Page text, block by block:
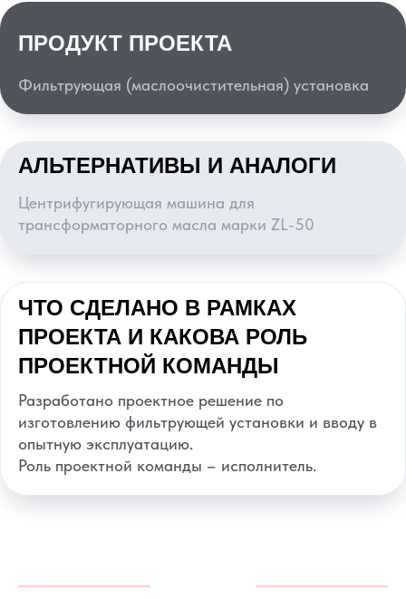
ПРОДУКТ ПРОЕКТА
Фильтрующая (маслоочистительная) установка
АЛЬТЕРНАТИВЫ И АНАЛОГИ
Центрифугирующая машина для
трансформаторного масла марки ZL-50
ЧТО СДЕЛАНО В РАМКАХ
ПРОЕКТА И КАКОВА РОЛЬ
ПРОЕКТНОЙ КОМАНДЫ
Разработано проектное решение по
изготовлению фильтрующей установки и вводу в
опытную эксплуатацию.
Роль проектной команды – исполнитель.